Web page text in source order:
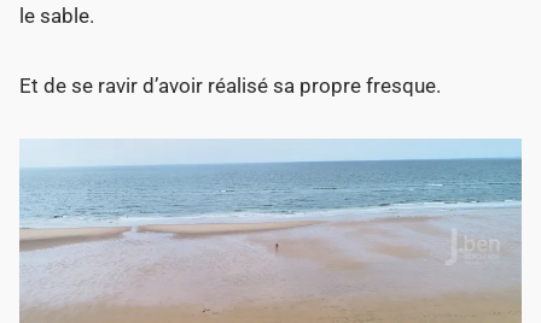
le sable.
Et de se ravir d’avoir réalisé sa propre fresque.